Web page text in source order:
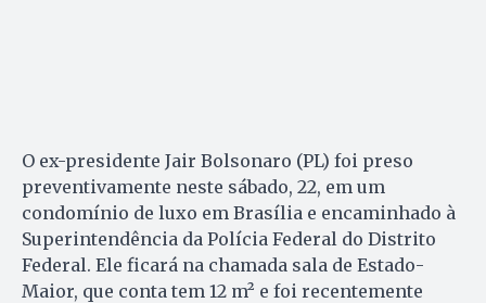
O ex-presidente Jair Bolsonaro (PL) foi preso
preventivamente neste sábado, 22, em um
condomínio de luxo em Brasília e encaminhado à
Superintendência da Polícia Federal do Distrito
Federal. Ele ficará na chamada sala de Estado-
Maior, que conta tem 12 m² e foi recentemente